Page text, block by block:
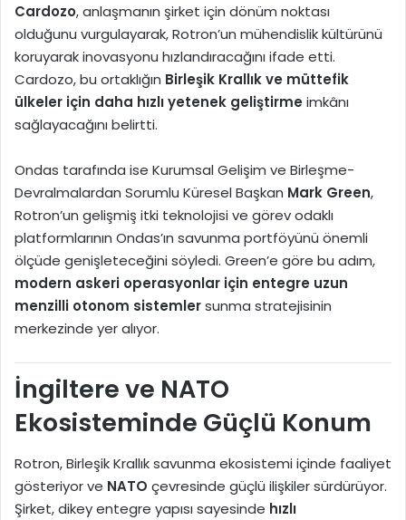
Cardozo, anlaşmanın şirket için dönüm noktası
olduğunu vurgulayarak, Rotron’un mühendislik kültürünü
koruyarak inovasyonu hızlandıracağını ifade etti.
Cardozo, bu ortaklığın Birleşik Krallık ve müttefik
ülkeler için daha hızlı yetenek geliştirmeimkânı
sağlayacağını belirtti.
Ondas tarafında ise Kurumsal Gelişim ve Birleşme-
Devralmalardan Sorumlu Küresel Başkan Mark Green,
Rotron’un gelişmiş itki teknolojisi ve görev odaklı
platformlarının Ondas’ın savunma portföyünü önemli
ölçüde genişleteceğini söyledi. Green’e göre bu adım,
modern askeri operasyonlar için entegre uzun
menzilli otonom sistemlersunma stratejisinin
merkezinde yer alıyor.
İngiltere ve NATO
Ekosisteminde Güçlü Konum
Rotron, Birleşik Krallık savunma ekosistemi içinde faaliyet
gösteriyor ve NATO çevresinde güçlü ilişkiler sürdürüyor.
Şirket, dikey entegre yapısı sayesinde hızlı